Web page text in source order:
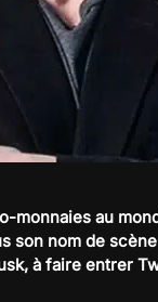
monnaies au
son nom de
à faire entrer